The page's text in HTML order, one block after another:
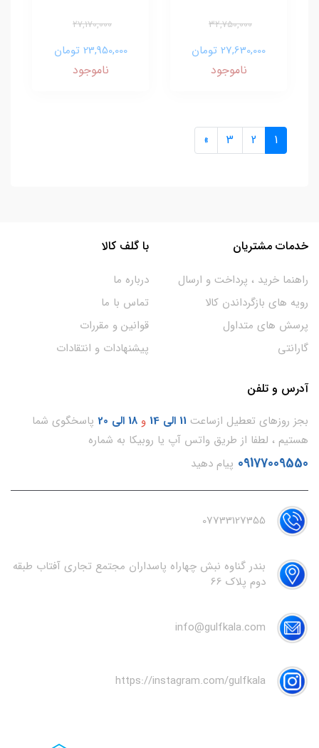
32,750,000
27,630,000 تومان
ناموجود
27,170,000
23,950,000 تومان
ناموجود
1
2
3
»
خدمات مشتریان
راهنما خرید ، پرداخت و ارسال
رویه های بازگرداندن کالا
پرسش های متداول
گارانتی
با گلف کالا
درباره ما
تماس با ما
قوانین و مقررات
پیشنهادات و انتقادات
آدرس و تلفن
بجز روزهای تعطیل ازساعت 11 الی 14 و 18 الی 20
پاسخگوی شما
هستیم ، لطفا از طریق واتس آپ یا روبیکا به شماره
09177009550 پیام دهید
07733127355
بندر گناوه نبش چهاراه پاسداران مجتمع تجاری آفتاب طبقه
دوم پلاک 66
info@gulfkala.com
https://instagram.com/gulfkala